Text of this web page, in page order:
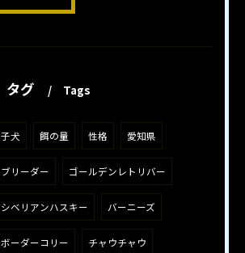
タグ Tags
子犬 餌の量 性格 愛知県
ブリーダー ゴールデンレトリバー
シベリアンハスキー バーニーズ
ボーダーコリー チャウチャウ